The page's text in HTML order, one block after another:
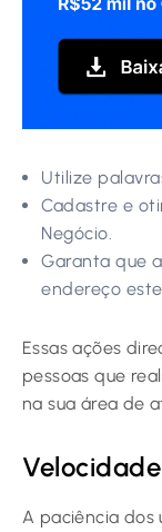
Utilize
Cadastre e
Negócio.
Garanta que
endereço
Essas ações
pessoas que
na sua área de
A paciência dos